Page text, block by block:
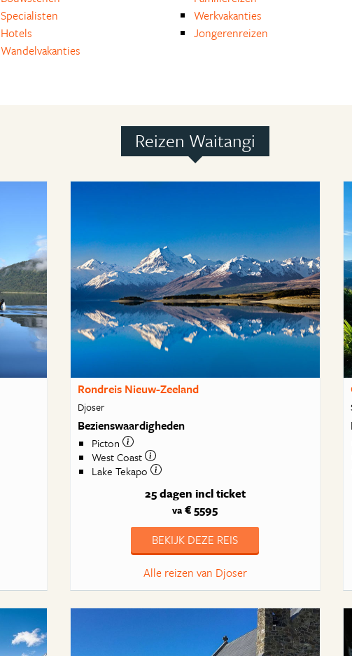
Specialisten
Hotels
Wandelvakanties
Werkvakanties
Jongerenreizen
Reizen Waitangi
Rondreis Nieuw-Zeeland
Djoser
Bezienswaardigheden
Picton
West Coast
Lake Tekapo
25 dagen incl ticket
va € 5595
BEKIJK DEZE REIS
Alle reizen van Djoser